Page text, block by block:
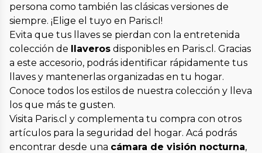
persona como también las clásicas versiones de
siempre. ¡Elige el tuyo en Paris.cl!
Evita que tus llaves se pierdan con la entretenida
colección de llaveros disponibles en Paris.cl. Gracias
a este accesorio, podrás identificar rápidamente tus
llaves y mantenerlas organizadas en tu hogar.
Conoce todos los estilos de nuestra colección y lleva
los que más te gusten.
Visita Paris.cl y complementa tu compra con otros
artículos para la seguridad del hogar. Acá podrás
encontrar desde una cámara de visión nocturna,